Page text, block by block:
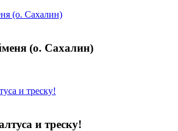
(о. Сахалин)
и треску!